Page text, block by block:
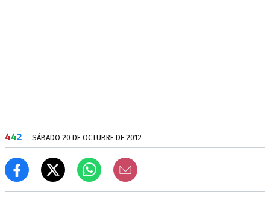
442 SÁBADO 20 DE OCTUBRE DE 2012